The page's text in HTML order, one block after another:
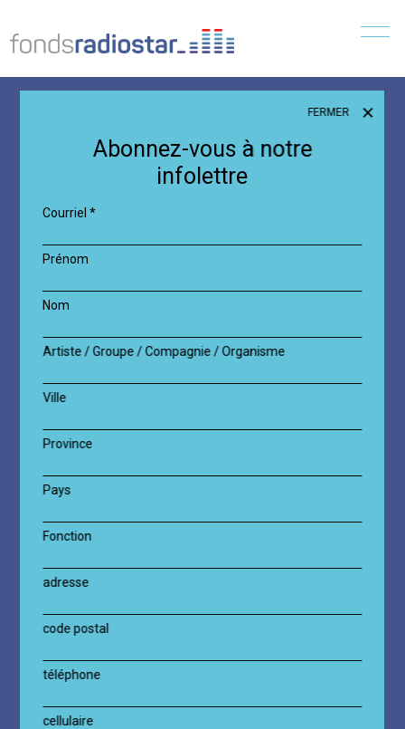
Menu
FERMER
Abonnez-vous à notre
infolettre
Courriel*
Prénom
Nom
Artiste / Groupe / Compagnie / Organisme
Ville
Province
Pays
Fonction
adresse
code postal
téléphone
cellulaire